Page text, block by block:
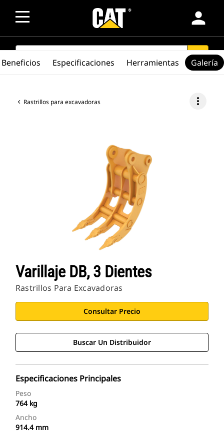
person
SEARCH search
Rastrillos para excavadoras more_vert
Varillaje DB, 3 Dientes
Rastrillos Para Excavadoras
Consultar Precio
Buscar Un Distribuidor
Especificaciones Principales
Peso
764 kg
Ancho
914.4 mm
Beneficios Especificaciones Herramientas Galería